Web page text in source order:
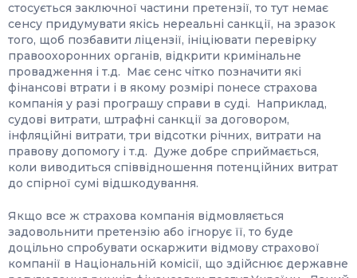
стосується заключної частини претензії, то тут немає
сенсу придумувати якісь нереальні санкції, на зразок
того, щоб позбавити ліцензії, ініціювати перевірку
правоохоронних органів, відкрити кримінальне
провадження і т.д. Має сенс чітко позначити які
фінансові втрати і в якому розмірі понесе страхова
компанія у разі програшу справи в суді. Наприклад,
судові витрати, штрафні санкції за договором,
інфляційні витрати, три відсотки річних, витрати на
правову допомогу і т.д. Дуже добре сприймається,
коли виводиться співвідношення потенційних витрат
до спірної сумі відшкодування.
Якщо все ж страхова компанія відмовляється
задовольнити претензію або ігнорує її, то буде
доцільно спробувати оскаржити відмову страхової
компанії в Національній комісії, що здійснює державне